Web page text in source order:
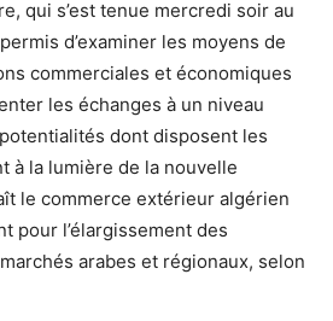
qui s’est tenue mercredi soir au
d’examiner les moyens de
commerciales et économiques
les échanges à un niveau
dont disposent les
à la lumière de la nouvelle
le commerce extérieur algérien
pour l’élargissement des
arabes et régionaux, selon